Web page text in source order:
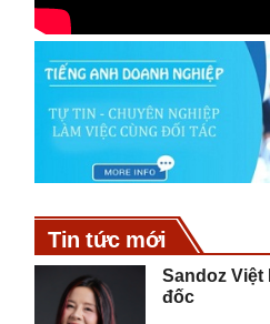
Tin tức mới
Sandoz Việt
đốc